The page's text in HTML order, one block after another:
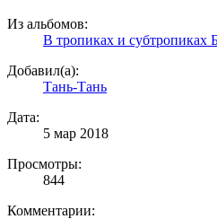
Из альбомов:
В тропиках и субтропиках
Добавил(а):
Тань-Тань
Дата:
5 мар 2018
Просмотры:
844
Комментарии: